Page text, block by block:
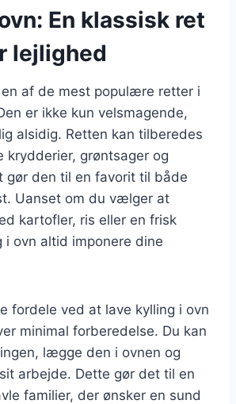
En klassisk ret
lejlighed
en af de mest populære retter i
er ikke kun velsmagende,
alsidig. Retten kan tilberedes
krydderier, grøntsager og
gør den til en favorit til både
Uanset om du vælger at
kartofler, ris eller en frisk
i ovn altid imponere dine
fordele ved at lave kylling i ovn
minimal forberedelse. Du kan
lægge den i ovnen og
arbejde. Dette gør det til en
familier, der ønsker en sund